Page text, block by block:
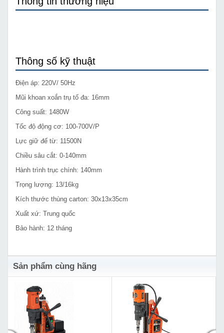
Thông số kỹ thuật
Điện áp: 220V/ 50Hz
Mũi khoan xoắn trụ tố đa: 16mm
Công suất: 1480W
Tốc độ động cơ: 100-700V/P
Lực giữ đế từ: 11500N
Chiều sâu cắt: 0-140mm
Hành trình trục chính: 140mm
Trọng lượng: 13/16kg
Kích thước thùng carton: 30x13x35cm
Xuất xứ: Trung quốc
Bảo hành: 12 tháng
Sản phẩm cùng hãng